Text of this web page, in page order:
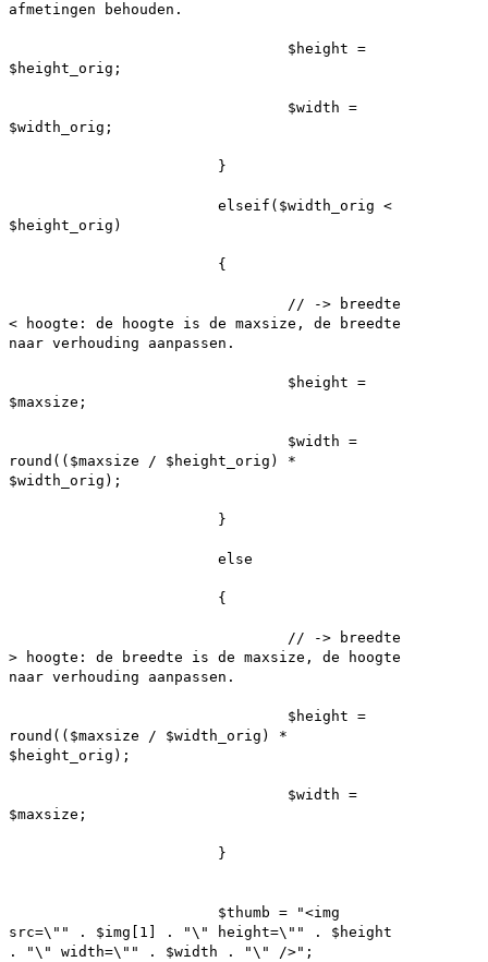
afmetingen behouden.
$height =
$height_orig;
$width =
$width_orig;
}
elseif($width_orig <
$height_orig)
{
// -> breedte
< hoogte: de hoogte is de maxsize, de breedte
naar verhouding aanpassen.
$height =
$maxsize;
$width =
round(($maxsize / $height_orig) *
$width_orig);
}
else
{
// -> breedte
> hoogte: de breedte is de maxsize, de hoogte
naar verhouding aanpassen.
$height =
round(($maxsize / $width_orig) *
$height_orig);
$width =
$maxsize;
}
$thumb = "<img
src=\"" . $img[1] . "\" height=\"" . $height
. "\" width=\"" . $width . "\" />";